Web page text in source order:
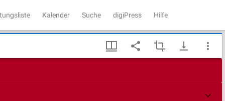
Kalender Suche digiPress Hilfe